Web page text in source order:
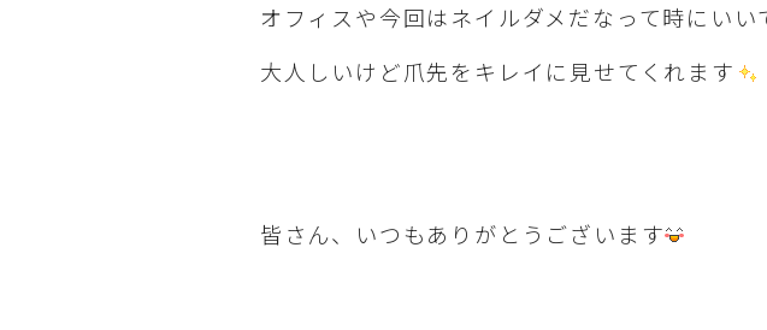
オフィスや今回はネイルダメだなって時にいい
大人しいけど爪先をキレイに見せてくれます
皆さん、いつもありがとうございます